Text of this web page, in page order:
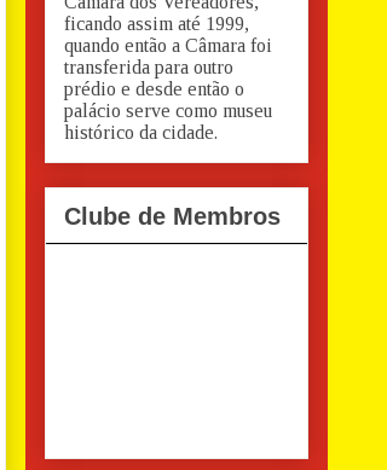
ficando assim até 1999,
quando então a Câmara foi
transferida para outro
prédio e desde então o
palácio serve como museu
histórico da cidade.
Clube de Membros